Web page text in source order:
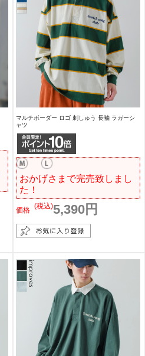
マルチボーダー ロゴ 刺しゅう 長袖 ラガーシ
ャツ
おかげさまで完売致しまし
た！
価格 5,390円
(税込)